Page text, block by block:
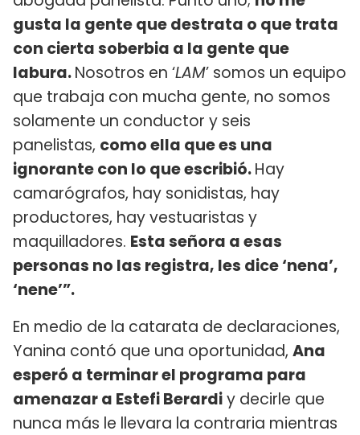
gusta la gente que destrata o que trata
con cierta soberbia a la gente que
labura.Nosotros en ‘LAM’ somos un equipo
que trabaja con mucha gente, no somos
solamente un conductor y seis
panelistas, como ella que es una
ignorante con lo que escribió.Hay
camarógrafos, hay sonidistas, hay
productores, hay vestuaristas y
maquilladores. Esta señora a esas
personas no las registra, les dice ‘nena’,
‘nene’”.
En medio de la catarata de declaraciones,
Yanina contó que una oportunidad, Ana
esperó a terminar el programa para
amenazar a Estefi Berardiy decirle que
nunca más le llevara la contraria mientras